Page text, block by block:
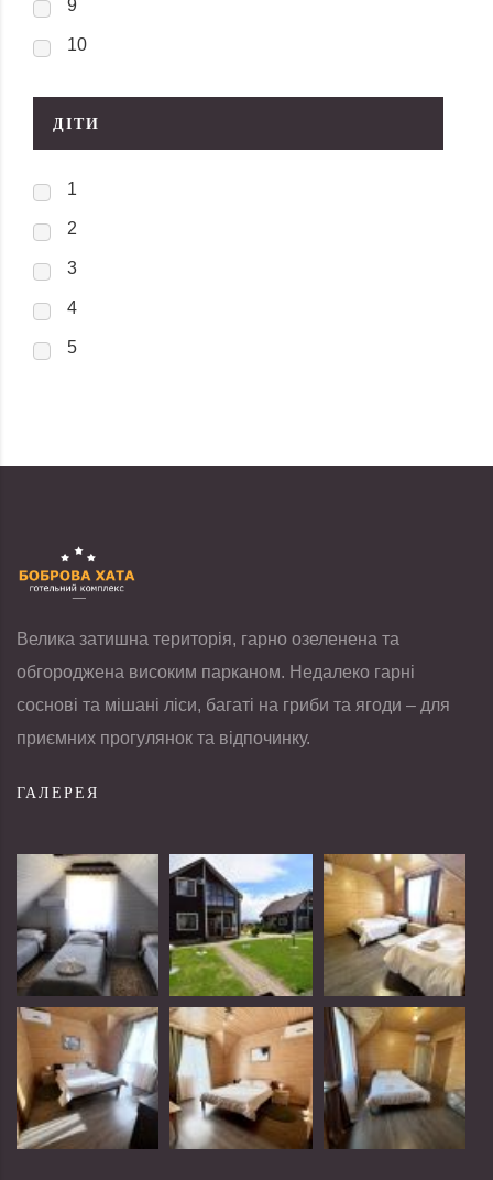
9
10
ДІТИ
1
2
3
4
5
Велика затишна територія, гарно озеленена та
обгороджена високим парканом. Недалеко гарні
соснові та мішані ліси, багаті на гриби та ягоди – для
приємних прогулянок та відпочинку.
ГАЛЕРЕЯ